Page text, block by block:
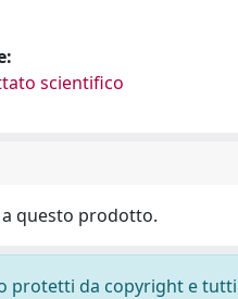
scientifico
questo prodotto.
protetti da copyright e